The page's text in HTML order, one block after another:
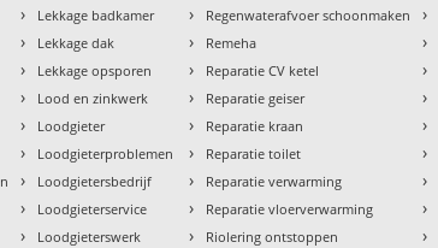
› Lekkage badkamer
› Lekkage dak
› Lekkage opsporen
› Lood en zinkwerk
› Loodgieter
› Loodgieterproblemen
› Loodgietersbedrijf
› Loodgieterservice
› Loodgieterswerk
› Regenwaterafvoer schoonmaken
› Remeha
› Reparatie CV ketel
› Reparatie geiser
› Reparatie kraan
› Reparatie toilet
› Reparatie verwarming
› Reparatie vloerverwarming
› Riolering ontstoppen
›
›
›
›
›
›
›
›
›